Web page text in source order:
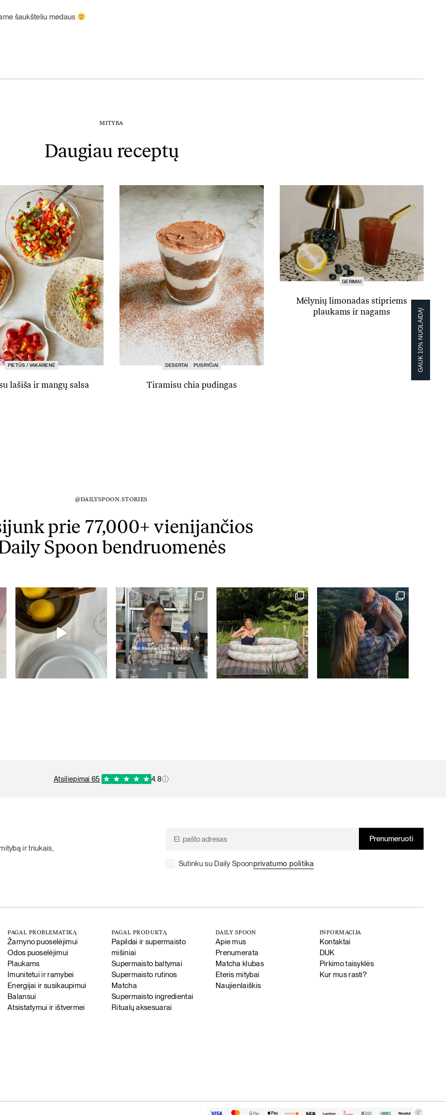
šaukšteliu medaus
MITYBA
Daugiau receptų
PIETŪS / VAKARIENĖ
lašiša ir mangų salsa
DESERTAI PUSRYČIAI
Tiramisu chia pudingas
GĖRIMAI
Mėlynių limonadas stipriems
plaukams ir nagams
@DAILYSPOON.STORIES
prie 77,000+ vienijančios
Spoon bendruomenės
atsiliepimai 65· 4.8
ir triukais,
Sutinku su Daily Spoonprivatumo politika
PAGAL PROBLEMATIKĄ
Žarnyno puoselėjimui
Odos puoselėjimui
Plaukams
Imunitetui ir ramybei
Energijai ir susikaupimui
Balansui
Atsistatymui ir ištvermei
PAGAL PRODUKTĄ
Papildai ir supermaisto
mišiniai
Supermaisto baltymai
Supermaisto rutinos
Matcha
Supermaisto ingredientai
Ritualų aksesuarai
DAILY SPOON
Apie mus
Prenumerata
Matcha klubas
Eteris mitybai
Naujienlaiškis
INFORMACIJA
Kontaktai
DUK
Pirkimo taisyklės
Kur mus rasti?
GAUK 10% NUOLAIDĄ!
GAUK 10% NUOLAIDĄ!